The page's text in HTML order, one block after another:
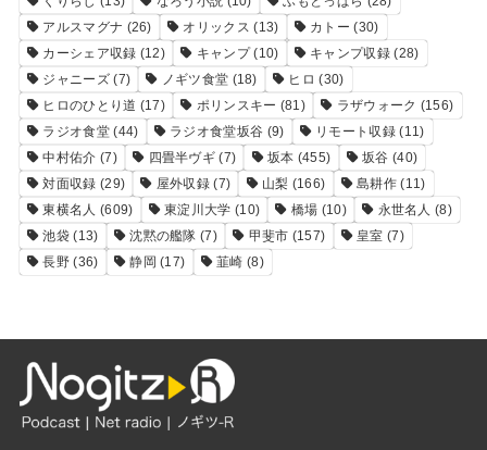
アルスマグナ (26) オリックス (13) カトー (30)
カーシェア収録 (12) キャンプ(10) キャンプ収録(28)
ジャニーズ(7) ノギツ食堂 (18) ヒロ (30)
ヒロのひとり道 (17) ポリンスキー (81) ラザウォーク (156)
ラジオ食堂(44) ラジオ食堂坂谷 (9) リモート収録(11)
中村佑介 (7) 四畳半ヴギ (7) 坂本 (455) 坂谷 (40)
対面収録 (29) 屋外収録 (7) 山梨 (166) 島耕作(11)
東横名人 (609) 東淀川大学 (10) 橋場 (10) 永世名人 (8)
池袋 (13) 沈黙の艦隊 (7) 甲斐市 (157) 皇室 (7)
長野 (36) 静岡 (17) 韮崎 (8)